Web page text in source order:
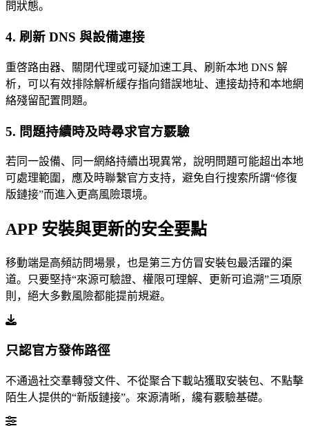
問狀態。
4. 刷新 DNS 與設備連接
重啓路由器、關閉代理或可疑加速工具、刷新本地 DNS 解
析，可以有效排除解析緩存指向錯誤地址、連接劫持和本地網
絡殘留配置問題。
5. 問題持續時及時尋求官方覈驗
若同一設備、同一網絡持續出現異常，說明問題可能超出本地
可處理範圍，應及時聯繫官方支持，避免自行搜索所謂“修復
版鏈接”而進入更高風險環境。
APP 安裝與更新的安全要點
移動端是高頻訪問場景，也是第三方仿冒安裝包最活躍的渠
道。只要堅持“來源可驗證、權限可理解、更新可追溯”三項原
則，絕大多數風險都能提前規避。
只認官方發佈路徑
不通過社交羣轉發文件、不從聚合下載站獲取安裝包、不點擊
陌生人提供的“新版鏈接”。來源清晰，纔有覈驗基礎。